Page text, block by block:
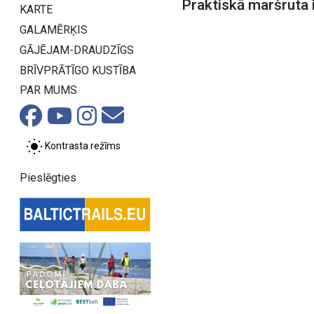
KARTE
GALAMĒRĶIS
GĀJĒJAM-DRAUDZĪGS
BRĪVPRĀTĪGO KUSTĪBA
PAR MUMS
Kontrasta režīms
Pieslēgties
Praktiskā maršruta